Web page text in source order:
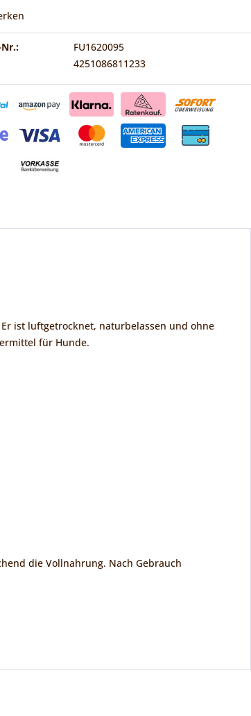
FU1620095
4251086811233
ist luftgetrocknet, naturbelassen und ohne
für Hunde.
die Vollnahrung. Nach Gebrauch